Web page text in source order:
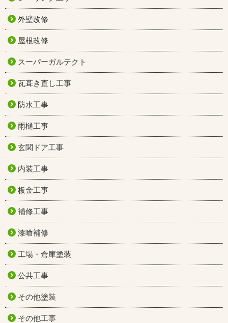
外壁改修
屋根改修
スーパーガルテクト
瓦葺き直し工事
防水工事
雨樋工事
玄関ドア工事
内装工事
板金工事
補修工事
漆喰補修
工場・倉庫塗装
公共工事
その他塗装
その他工事